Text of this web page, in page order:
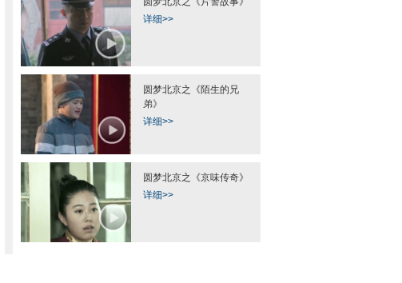
场送礼品 百余市民争抢
被挤哭
郑州一火锅店墙挂百万元作举报奖
详细>>
圆梦北京之《陌生的兄
弟》
详细>>
圆梦北京之《京味传奇》
详细>>